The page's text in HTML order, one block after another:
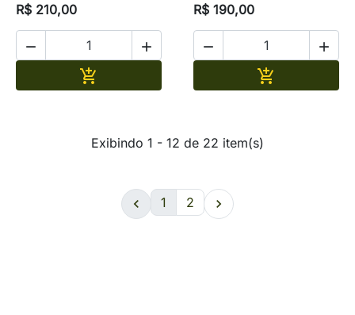
R$ 210,00
 

R$ 190,00
 

Exibindo 1 - 12 de 22 item(s)
 1 2 